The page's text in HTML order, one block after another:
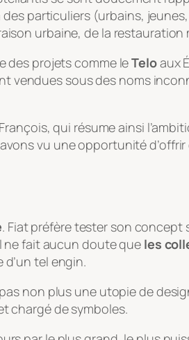
particuliers (urbains,
urbaine, de la
des projets comme leTeloaux
vendues sous des noms
qui résume ainsi
vu une opportunité
. Fiat préfère tester son concept
ne fait aucun doute que les
tel engin.
non plus une utopie de
chargé de symboles.